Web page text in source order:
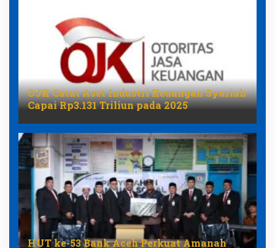
OJK Catat Aset Industri Keuangan Syariah
Capai Rp3.131 Triliun pada 2025
HUT ke-53 Bank Aceh Perkuat Amanah